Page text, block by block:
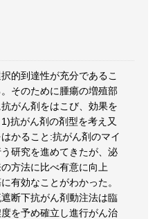
的到達性が充分であるこ
そのために腫瘍の増殖部
がん剤をはこび、効果を
抗がん剤の剤型を考え又
かること:抗がん剤のマイ
研究を進めてきたが、泌
方法に比べ有意に向上
有効なことがわかった。
断下抗がん剤動注法は臨
を予め確立し進行がん治